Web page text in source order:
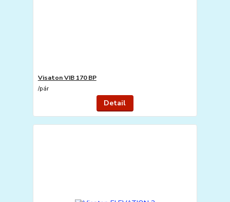
Visaton VIB 170 BP
/pár
Detail